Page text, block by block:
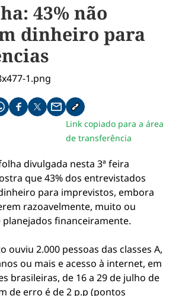
43% não
dinheiro para
pelo whatsapp
Compartilhar no facebook
Compartilhar no twitter
Compartilhe pelo email
Copiar link da notícia
Link copiado para a área
de transferência
divulgada nesta 3ª feira
que 43% dos entrevistados
para imprevistos, embora
razoavelmente, muito ou
financeiramente.
ouviu 2.000 pessoas das classes A,
ou mais e acesso à internet, em
brasileiras, de 16 a 29 de julho de
de erro é de 2 p.p (pontos